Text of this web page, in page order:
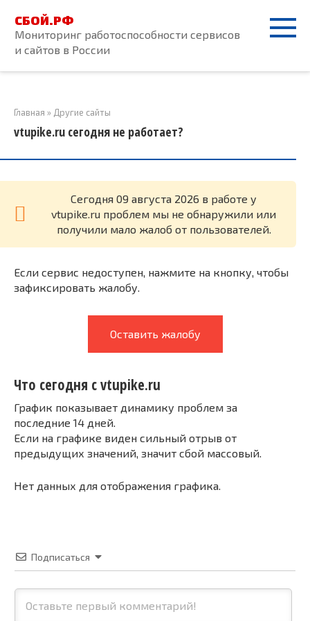
контенту
СБОЙ.РФ
Мониторинг работоспособности сервисов
и сайтов в России
Главная » Другие сайты
vtupike.ru сегодня не работает?
Cегодня 09 августа 2026 в работе у
vtupike.ru проблем мы не обнаружили или
получили мало жалоб от пользователей.
Если сервис недоступен, нажмите на кнопку, чтобы
зафиксировать жалобу.
Оставить жалобу
Что сегодня с vtupike.ru
График показывает динамику проблем за
последние 14 дней.
Если на графике виден сильный отрыв от
предыдущих значений, значит сбой массовый.
Нет данных для отображения графика.
Подписаться